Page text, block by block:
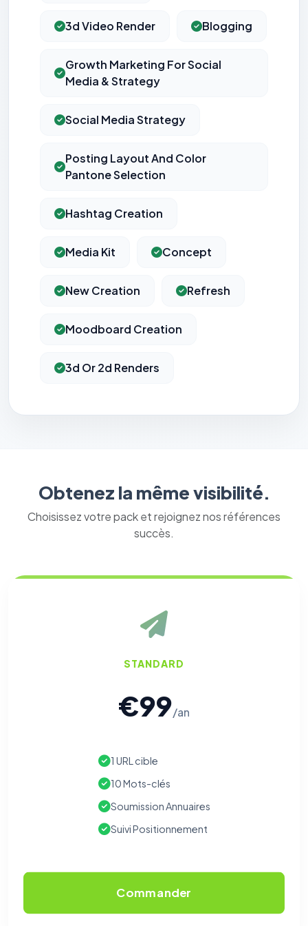
3d Video Render Blogging
Growth Marketing For Social
Media & Strategy
Social Media Strategy
Posting Layout And Color
Pantone Selection
Hashtag Creation
Media Kit Concept
New Creation Refresh
Moodboard Creation
3d Or 2d Renders
Obtenez la même visibilité.
Choisissez votre pack et rejoignez nos références
succès.
STANDARD
€99/an
1 URL cible
10 Mots-clés
Soumission Annuaires
Suivi Positionnement
Commander